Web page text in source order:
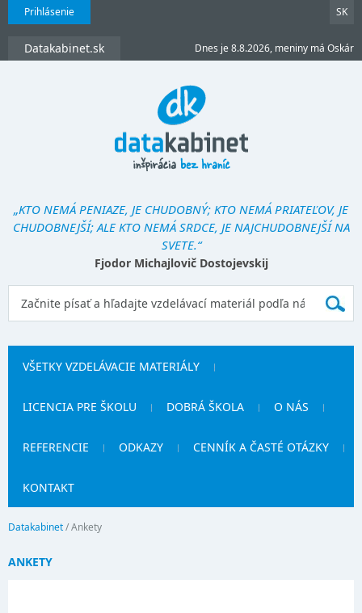
Prihlásenie SK
Datakabinet.sk Dnes je 8.8.2026, meniny má Oskár
„KTO NEMÁ PENIAZE, JE CHUDOBNÝ; KTO NEMÁ PRIATEĽOV, JE
CHUDOBNEJŠÍ; ALE KTO NEMÁ SRDCE, JE NAJCHUDOBNEJŠÍ NA
SVETE.“
Fjodor Michajlovič Dostojevskij
VŠETKY VZDELÁVACIE MATERIÁLY
LICENCIA PRE ŠKOLU DOBRÁ ŠKOLA O NÁS
REFERENCIE ODKAZY CENNÍK A ČASTÉ OTÁZKY
KONTAKT
Datakabinet/Ankety
ANKETY